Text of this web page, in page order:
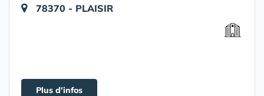
78370 - PLAISIR
Plus d'infos